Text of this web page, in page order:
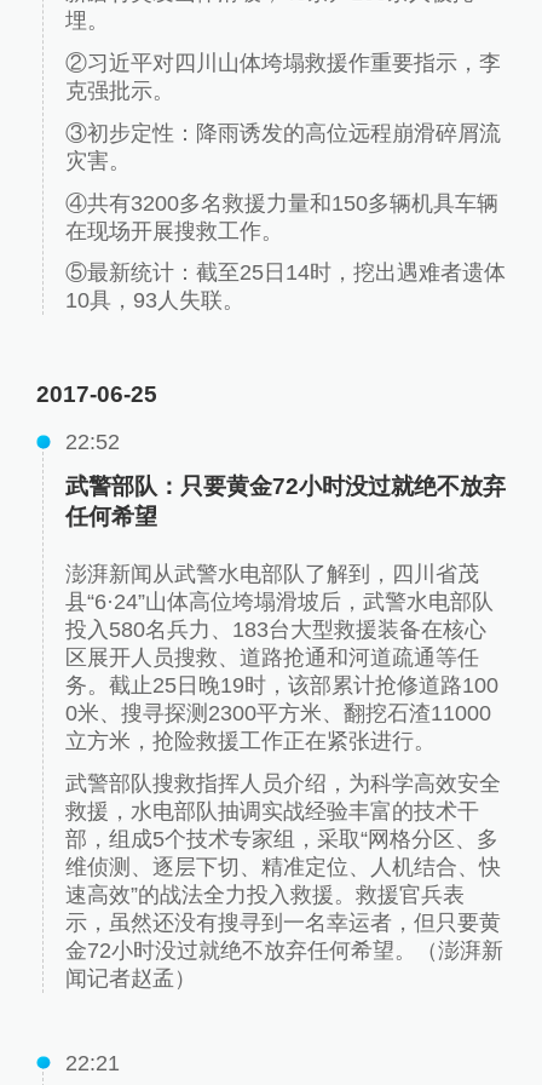
埋。
②习近平对四川山体垮塌救援作重要指示，李
克强批示。
③初步定性：降雨诱发的高位远程崩滑碎屑流
灾害。
④共有3200多名救援力量和150多辆机具车辆
在现场开展搜救工作。
⑤最新统计：截至25日14时，挖出遇难者遗体
10具，93人失联。
2017-06-25
22:52
武警部队：只要黄金72小时没过就绝不放弃
任何希望
澎湃新闻从武警水电部队了解到，四川省茂
县“6·24”山体高位垮塌滑坡后，武警水电部队
投入580名兵力、183台大型救援装备在核心
区展开人员搜救、道路抢通和河道疏通等任
务。截止25日晚19时，该部累计抢修道路100
0米、搜寻探测2300平方米、翻挖石渣11000
立方米，抢险救援工作正在紧张进行。
武警部队搜救指挥人员介绍，为科学高效安全
救援，水电部队抽调实战经验丰富的技术干
部，组成5个技术专家组，采取“网格分区、多
维侦测、逐层下切、精准定位、人机结合、快
速高效”的战法全力投入救援。救援官兵表
示，虽然还没有搜寻到一名幸运者，但只要黄
金72小时没过就绝不放弃任何希望。（澎湃新
闻记者赵孟）
22:21